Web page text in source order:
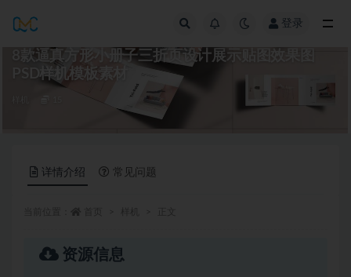
登录
8款逼真方形小册子三折页设计展示贴图效果图
PSD样机模板素材
详情介绍 常见问题
资源信息